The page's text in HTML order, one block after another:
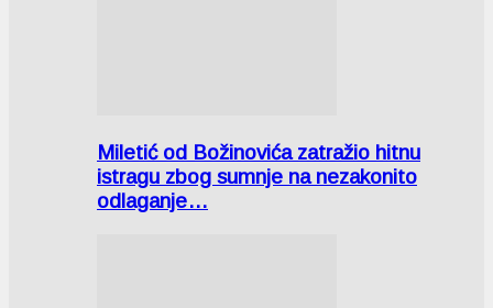
Miletić od Božinovića zatražio hitnu
istragu zbog sumnje na nezakonito
odlaganje…